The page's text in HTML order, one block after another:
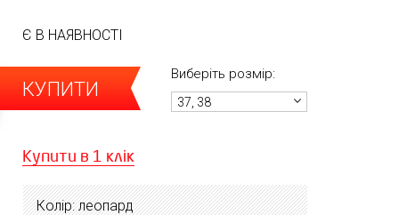
Є В НАЯВНОСТІ
КУПИТИ
Виберіть розмір:
37, 38
Купити в 1 клік
Колір: леопард